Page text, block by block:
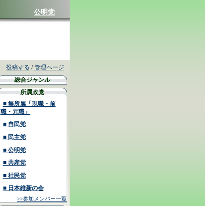
公明党
投稿する/管理ページ
総合ジャンル
所属政党
■ 無所属「現職・前
職・元職」
■ 自民党
■ 民主党
■ 公明党
■ 共産党
■ 社民党
■ 日本維新の会
>>参加メンバー一覧